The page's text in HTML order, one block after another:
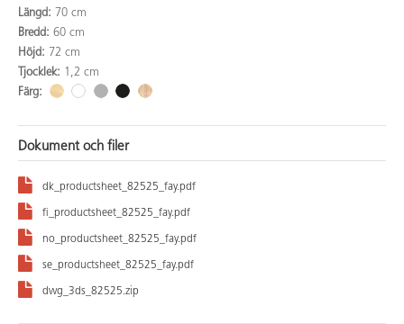
Längd: 70 cm
Bredd: 60 cm
Höjd: 72 cm
Tjocklek: 1,2 cm
Färg:
Dokument och filer
dk_productsheet_82525_fay.pdf
fi_productsheet_82525_fay.pdf
no_productsheet_82525_fay.pdf
se_productsheet_82525_fay.pdf
dwg_3ds_82525.zip